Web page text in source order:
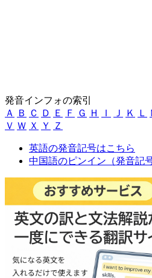
発音インフォの索引
Ａ
Ｂ Ｃ Ｄ Ｅ Ｆ Ｇ Ｈ Ｉ Ｊ Ｋ Ｌ
Ｖ Ｗ Ｘ Ｙ Ｚ
英語の発音記号はこちら
中国語のピンイン（発音記